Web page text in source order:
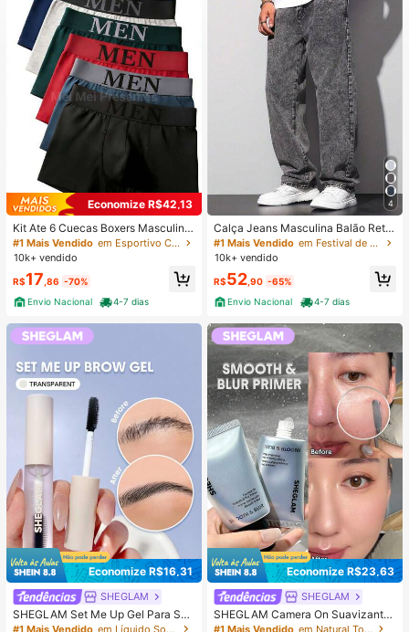
Economize R$42,13
Kit Ate 6 Cuecas Boxers Masculina
Confortável Macia Cueca Adulto d
e Microfibra Cores Lisa Variadas
#1 Mais Vendido
em Esportivo Calções de banho masculinos
10k+ vendido
R$17 ,86 -70%
Envio Nacional
4-7 dias
Economize R$16,31
SHEGLAM
SHEGLAM Set Me Up Gel Para Sob
rancelhas Marca De Beleza Cosmé
#1 Mais Vendido
em Líquido Sobrancelhas
4
Calça Jeans Masculina Balão Reto
Baggy Premium Streetwear Oversiz
ed Rapper Ganga Estilo Skatista Fol
#1 Mais Vendido
em Festival de casamento Calças masculinas
10k+ vendido
R$52 ,90 -65%
Envio Nacional
4-7 dias
Economize R$23,63
SHEGLAM
SHEGLAM Camera On Suavizante
& Desfocante Primer Marca De Bel
#1 Mais Vendido
em Natural Tom